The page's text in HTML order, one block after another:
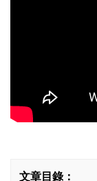
文章目錄：